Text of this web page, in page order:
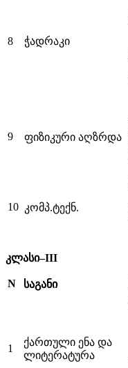
8 ჭადრაკი
9 ფიზიკური აღზრდა
10 კომპ.ტექნ.
კლასი–III
N საგანი
1
ქართული ენა და
ლიტერატურა